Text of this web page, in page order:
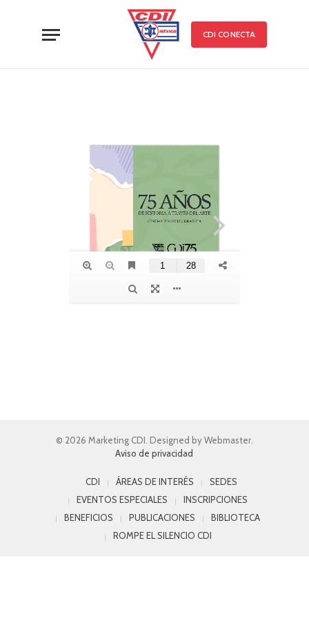
CDI CONECTA
© 2026 Marketing CDI. Designed by Webmaster.
Aviso de privacidad
CDI ÁREAS DE INTERÉS
SEDES
EVENTOS ESPECIALES
INSCRIPCIONES
BENEFICIOS
PUBLICACIONES
BIBLIOTECA
ROMPE EL SILENCIO CDI